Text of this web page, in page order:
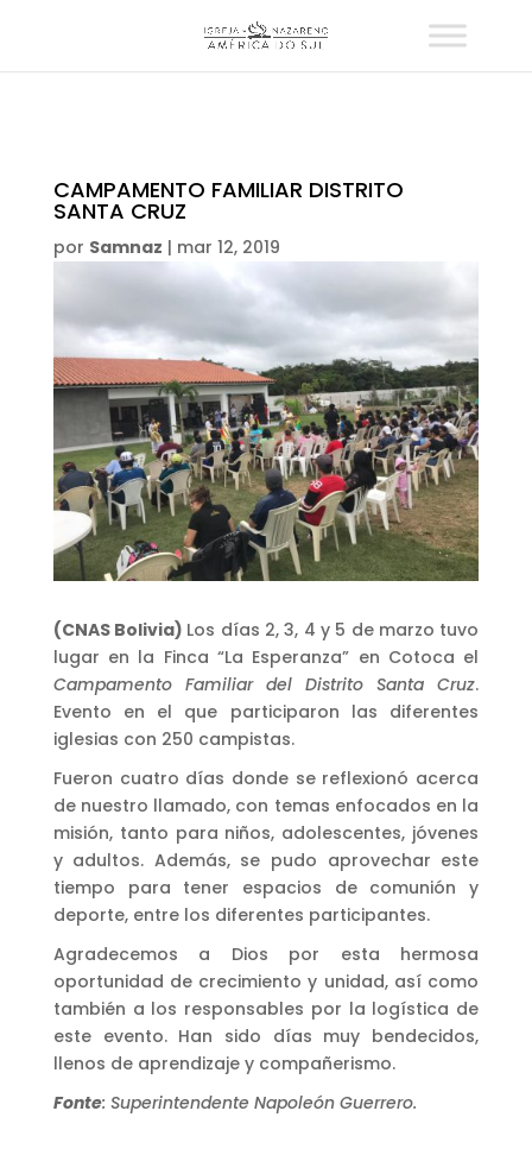
CAMPAMENTO FAMILIAR DISTRITO
SANTA CRUZ
por Samnaz | mar 12, 2019
(CNAS Bolivia) Los días 2, 3, 4 y 5 de marzo tuvo
lugar en la Finca “La Esperanza” en Cotoca el
Campamento Familiar del Distrito Santa Cruz.
Evento en el que participaron las diferentes
iglesias con 250 campistas.
Fueron cuatro días donde se reflexionó acerca
de nuestro llamado, con temas enfocados en la
misión, tanto para niños, adolescentes, jóvenes
y adultos. Además, se pudo aprovechar este
tiempo para tener espacios de comunión y
deporte, entre los diferentes participantes.
Agradecemos a Dios por esta hermosa
oportunidad de crecimiento y unidad, así como
también a los responsables por la logística de
este evento. Han sido días muy bendecidos,
llenos de aprendizaje y compañerismo.
Fonte: Superintendente Napoleón Guerrero.